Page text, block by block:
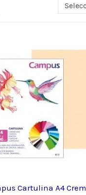
Cartulina A4